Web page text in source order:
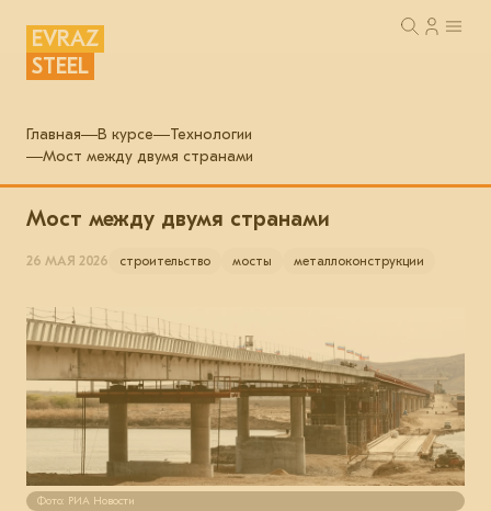
EVRAZ
STEEL
Главная В курсе
Технологии
Мост между двумя странами
Мост между двумя странами
26 МАЯ 2026 строительство мосты металлоконструкции
Фото: РИА Новости